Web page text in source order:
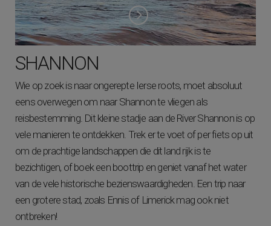
SHANNON
Wie op zoek is naar ongerepte Ierse roots, moet absoluut
eens overwegen om naar Shannon te vliegen als
reisbestemming. Dit kleine stadje aan de River Shannon is op
vele manieren te ontdekken. Trek er te voet of per fiets op uit
om de prachtige landschappen die dit land rijk is te
bezichtigen, of boek een boottrip en geniet vanaf het water
van de vele historische bezienswaardigheden. Een trip naar
een grotere stad, zoals Ennis of Limerick mag ook niet
ontbreken!